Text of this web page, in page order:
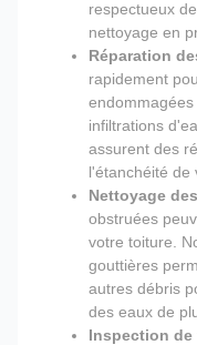
respectueux
nettoyage en
Réparation
rapidement
infiltrations
assurent des
l'étanchéité de
Nettoyage
obstruées
votre toiture.
gouttières
autres débris
des eaux de
Inspection